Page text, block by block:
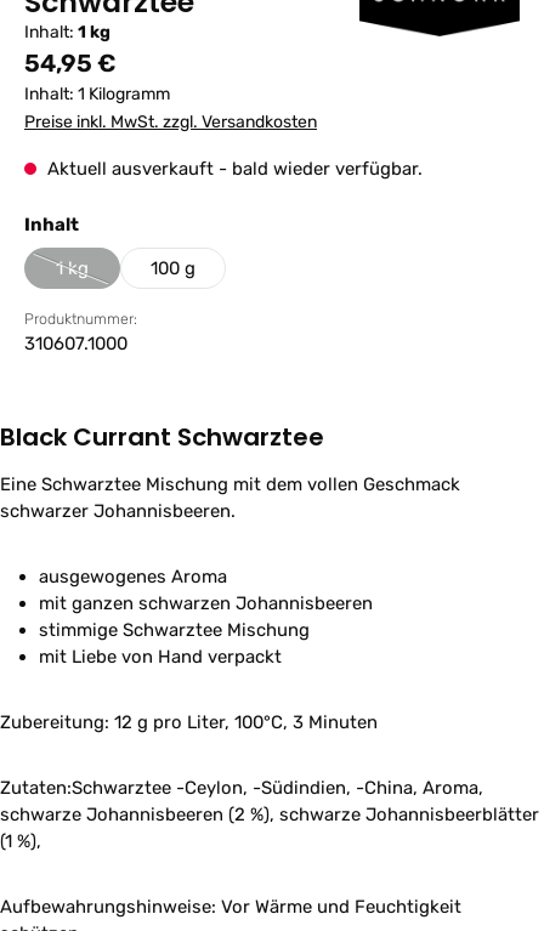
Inhalt: 1 kg
Regulärer Preis:
54,95 €
Inhalt: 1 Kilogramm
Preise inkl. MwSt. zzgl. Versandkosten
Aktuell ausverkauft - bald wieder verfügbar.
Inhaltauswählen
1 kg
(Diese Option ist zurzeit nicht verfügbar.)
100 g
Produktnummer:
310607.1000
Black Currant Schwarztee
Eine Schwarztee Mischung mit dem vollen Geschmack
schwarzer Johannisbeeren.
ausgewogenes Aroma
mit ganzen schwarzen Johannisbeeren
stimmige Schwarztee Mischung
mit Liebe von Hand verpackt
Zubereitung: 12 g pro Liter, 100°C, 3 Minuten
Zutaten:Schwarztee -Ceylon, -Südindien, -China, Aroma,
schwarze Johannisbeeren (2 %), schwarze Johannisbeerblätter
(1 %),
Aufbewahrungshinweise: Vor Wärme und Feuchtigkeit